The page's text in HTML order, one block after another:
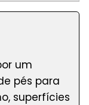
um
pés para
superfícies